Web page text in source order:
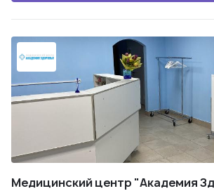
Медицинский центр "Академия